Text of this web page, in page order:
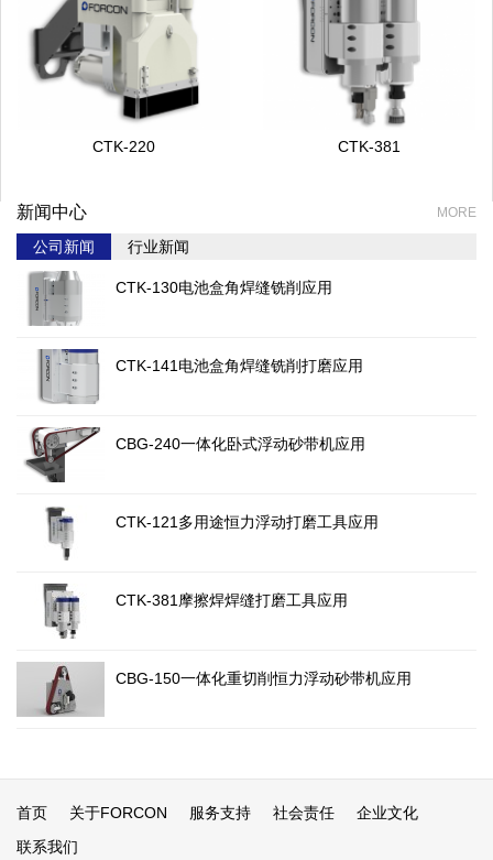
CTK-220 CTK-381
新闻中心 MORE
公司新闻 行业新闻
CTK-130电池盒角焊缝铣削应用
CTK-141电池盒角焊缝铣削打磨应用
CBG-240一体化卧式浮动砂带机应用
CTK-121多用途恒力浮动打磨工具应用
CTK-381摩擦焊焊缝打磨工具应用
CBG-150一体化重切削恒力浮动砂带机应用
首页 关于FORCON 服务支持 社会责任
企业文化
联系我们